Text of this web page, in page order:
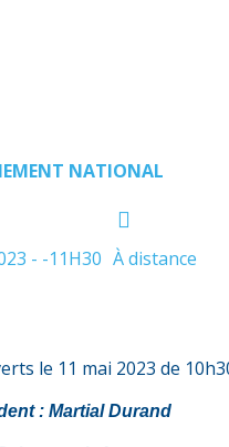
NATIONAL
- -11H30 À distance
le 11 mai 2023 de
: Martial Durand